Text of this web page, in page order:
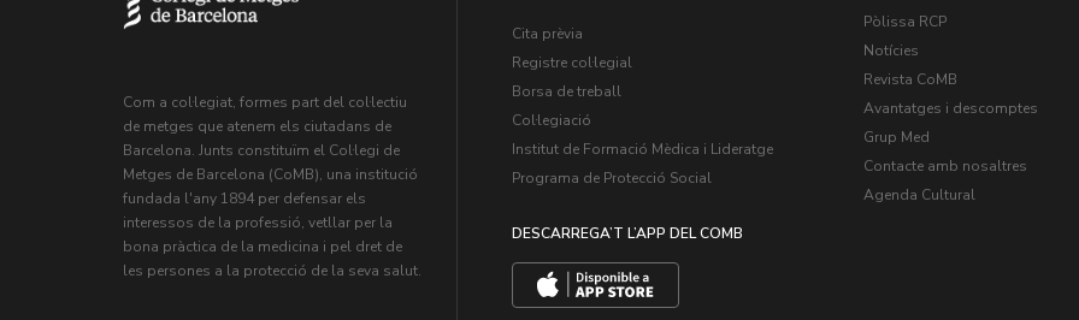
Com a col·legiat, formes part del col·lectiu
de metges que atenem els ciutadans de
Barcelona. Junts constituïm el Col·legi de
Metges de Barcelona (CoMB), una institució
fundada l'any 1894 per defensar els
interessos de la professió, vetllar per la
bona pràctica de la medicina i pel dret de
les persones a la protecció de la seva salut.
Cita prèvia
Registre col·legial
Borsa de treball
Col·legiació
Institut de Formació Mèdica i Lideratge
Programa de Protecció Social
DESCARREGA’T L’APP DEL COMB
Pòlissa RCP
Notícies
Revista CoMB
Avantatges i descomptes
Grup Med
Contacte amb nosaltres
Agenda Cultural